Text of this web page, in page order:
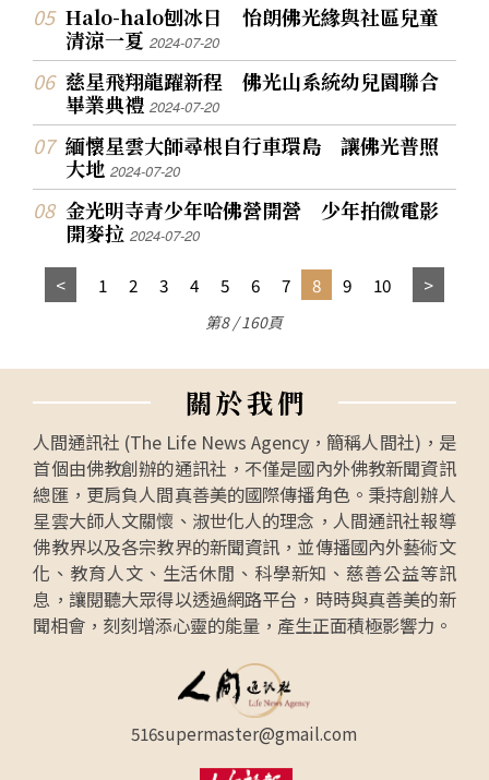
Halo-halo刨冰日 怡朗佛光緣與社區兒童
清涼一夏2024-07-20
慈星飛翔龍躍新程 佛光山系統幼兒園聯合
畢業典禮2024-07-20
緬懷星雲大師尋根自行車環島 讓佛光普照
大地2024-07-20
金光明寺青少年哈佛營開營 少年拍微電影
開麥拉2024-07-20
1 2 3 4 5 6 7 8 9 10
第8 / 160頁
關於我們
人間通訊社 (The Life News Agency，簡稱人間社)，是
首個由佛教創辦的通訊社，不僅是國內外佛教新聞資訊
總匯，更肩負人間真善美的國際傳播角色。秉持創辦人
星雲大師人文關懷、淑世化人的理念，人間通訊社報導
佛教界以及各宗教界的新聞資訊，並傳播國內外藝術文
化、教育人文、生活休閒、科學新知、慈善公益等訊
息，讓閱聽大眾得以透過網路平台，時時與真善美的新
聞相會，刻刻增添心靈的能量，產生正面積極影響力。
516supermaster@gmail.com